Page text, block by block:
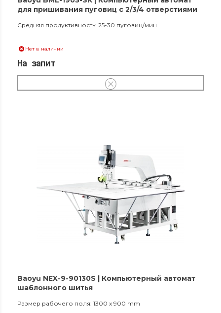
для пришивания пуговиц с 2/3/4 отверстиями
Средняя продуктивность: 25-30 пуговиц/мин
Нет в наличии
На запит
Baoyu NEX-9-90130S | Компьютерный автомат
шаблонного шитья
Размер рабочего поля: 1300 x 900 mm